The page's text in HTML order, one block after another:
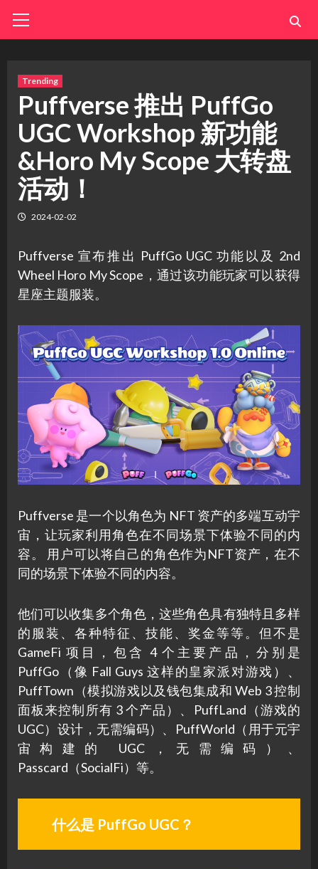
Menu
Trending
Puffverse 推出 PuffGo
UGC Workshop 新功能
&Horo My Scope 大转盘
活动！
2024-02-02
Puffverse 宣布推出 PuffGo UGC 功能以及 2nd
Wheel Horo My Scope，通过该功能玩家可以获得
星座主题服装。
Puffverse 是一个以角色为 NFT 资产的多端互动宇
宙，让玩家利用角色在不同场景下体验不同的内
容。 用户可以将自己的角色作为NFT资产，在不
同的场景下体验不同的内容。
他们可以收集多个角色，这些角色具有独特且多样
的服装、各种特征、技能、奖金等等。但不是
GameFi 项目，包含 4 个主要产品，分别是
PuffGo（像 Fall Guys 这样的皇家派对游戏）、
PuffTown（模拟游戏以及钱包集成和 Web 3 控制
面板来控制所有 3 个产品）、PuffLand（游戏的
UGC）设计，无需编码）、PuffWorld（用于元宇
宙构建的 UGC，无需编码）、
Passcard（SocialFi）等。
什么是 PuffGo UGC？